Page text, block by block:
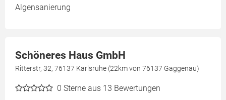
Algensanierung
Schöneres Haus GmbH
Ritterstr, 32, 76137 Karlsruhe (22km von 76137 Gaggenau)
0 Sterne aus 13 Bewertungen